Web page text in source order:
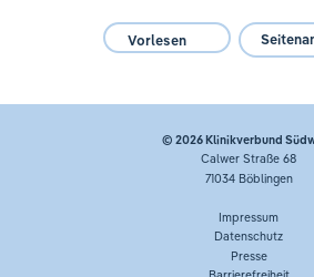
Vorlesen
© 2026Klinikverbund
Calwer Straße 68
71034 Böblingen
Impressum
Datenschutz
Presse